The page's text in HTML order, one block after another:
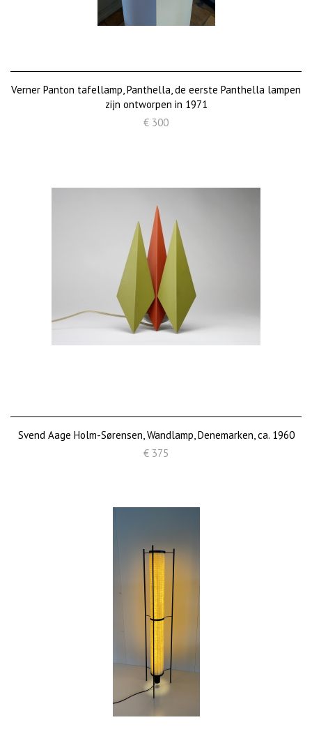
Verner Panton tafellamp, Panthella, de eerste Panthella​​ lampen
zijn ontworpen in 1971
€ 300
Svend Aage Holm-Sørensen, Wandlamp, Denemarken, ca. 1960
€ 375